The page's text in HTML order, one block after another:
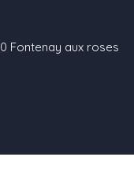
Fontenay aux roses